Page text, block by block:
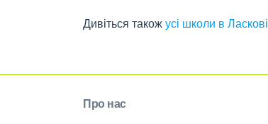
Дивіться такожусі школи в Ласкові
Про нас